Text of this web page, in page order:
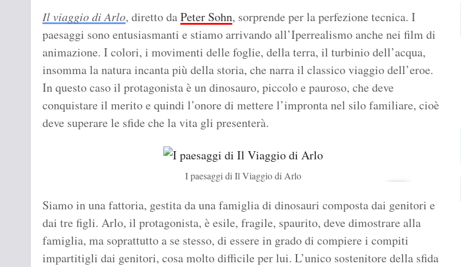
Il viaggio di Arlo, diretto daPeter Sohn, sorprende per la perfezione tecnica. I
paesaggi sono entusiasmanti e stiamo arrivando all’Iperrealismo anche nei film di
animazione. I colori, i movimenti delle foglie, della terra, il turbinio dell’acqua,
insomma la natura incanta più della storia, che narra il classico viaggio dell’eroe.
In questo caso il protagonista è un dinosauro, piccolo e pauroso, che deve
conquistare il merito e quindi l’onore di mettere l’impronta nel silo familiare, cioè
deve superare le sfide che la vita gli presenterà.
I paesaggi di Il Viaggio di Arlo
Siamo in una fattoria, gestita da una famiglia di dinosauri composta dai genitori e
dai tre figli. Arlo, il protagonista, è esile, fragile, spaurito, deve dimostrare alla
famiglia, ma soprattutto a se stesso, di essere in grado di compiere i compiti
impartitigli dai genitori, cosa molto difficile per lui. L’unico sostenitore della sfida